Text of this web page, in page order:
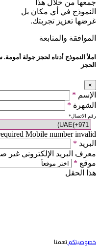
جمعها من خلال هذا
النموذج في أي مكان بل
غرضها تعزيز تجربتك.
الموافقة والمتابعة
املأ النموذج أدناه لحجز جولة
الحجز
×
الإسم *
الشهرة *
رقم الاتصال*
Mobile number invalid
البريد *
معرف البريد الإلكتروني غير
موقع *
هذا الحقل
خصوصيتكم تهمنا